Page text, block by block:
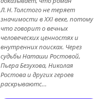
Л. Н. Толстого не теряет
значимости в XXI веке, потому
что говорит о вечных
человеческих ценностях и
внутренних поисках. Через
судьбы Наташи Ростовой,
Пьера Безухова, Николая
Ростова и других героев
раскрываютс…